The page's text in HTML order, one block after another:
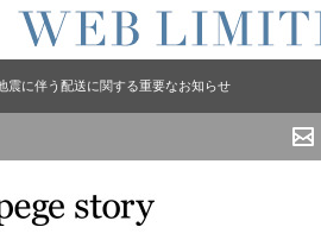
震に伴う配送に関する重要なお知らせ